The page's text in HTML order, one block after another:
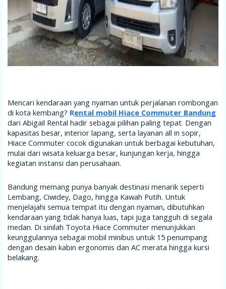
Mencari kendaraan yang nyaman untuk perjalanan rombongan
di kota kembang? Rental mobil Hiace Commuter Bandung
dari Abigail Rental hadir sebagai pilihan paling tepat. Dengan
kapasitas besar, interior lapang, serta layanan all in sopir,
Hiace Commuter cocok digunakan untuk berbagai kebutuhan,
mulai dari wisata keluarga besar, kunjungan kerja, hingga
kegiatan instansi dan perusahaan.
Bandung memang punya banyak destinasi menarik seperti
Lembang, Ciwidey, Dago, hingga Kawah Putih. Untuk
menjelajahi semua tempat itu dengan nyaman, dibutuhkan
kendaraan yang tidak hanya luas, tapi juga tangguh di segala
medan. Di sinilah Toyota Hiace Commuter menunjukkan
keunggulannya sebagai mobil minibus untuk 15 penumpang
dengan desain kabin ergonomis dan AC merata hingga kursi
belakang.